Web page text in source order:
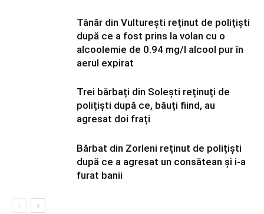
Tânăr din Vulturești reținut de polițiști
după ce a fost prins la volan cu o
alcoolemie de 0.94 mg/l alcool pur în
aerul expirat
Trei bărbați din Solești reținuți de
polițiști după ce, băuți fiind, au
agresat doi frați
Bărbat din Zorleni reținut de polițiști
după ce a agresat un consătean și i-a
furat banii